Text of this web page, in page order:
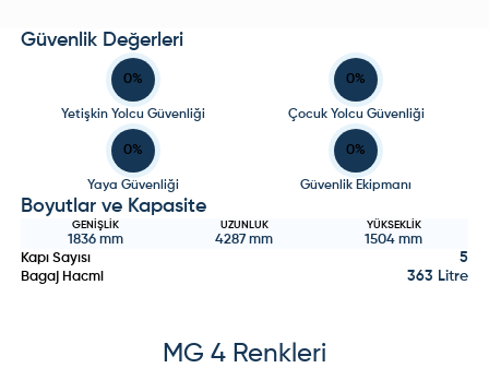
Güvenlik Değerleri
0%
Yetişkin Yolcu Güvenliği
0%
Çocuk Yolcu Güvenliği
0%
Yaya Güvenliği
0%
Güvenlik Ekipmanı
Boyutlar ve Kapasite
GENIŞLIK
1836mm
UZUNLUK
4287 mm
YÜKSEKLIK
1504 mm
Kapı Sayısı
5
Bagaj Hacmi 363 Litre
MG 4 Renkleri